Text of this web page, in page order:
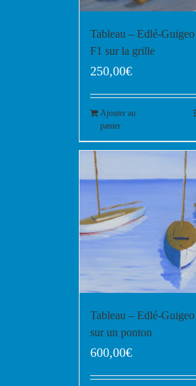
Tableau – Edlé-
F1 sur la grille
250,00€
Ajouter au
panier
Tableau – Edlé-
sur un ponton
600,00€